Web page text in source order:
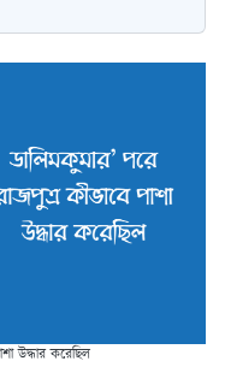
উদ্ধার করেছিল